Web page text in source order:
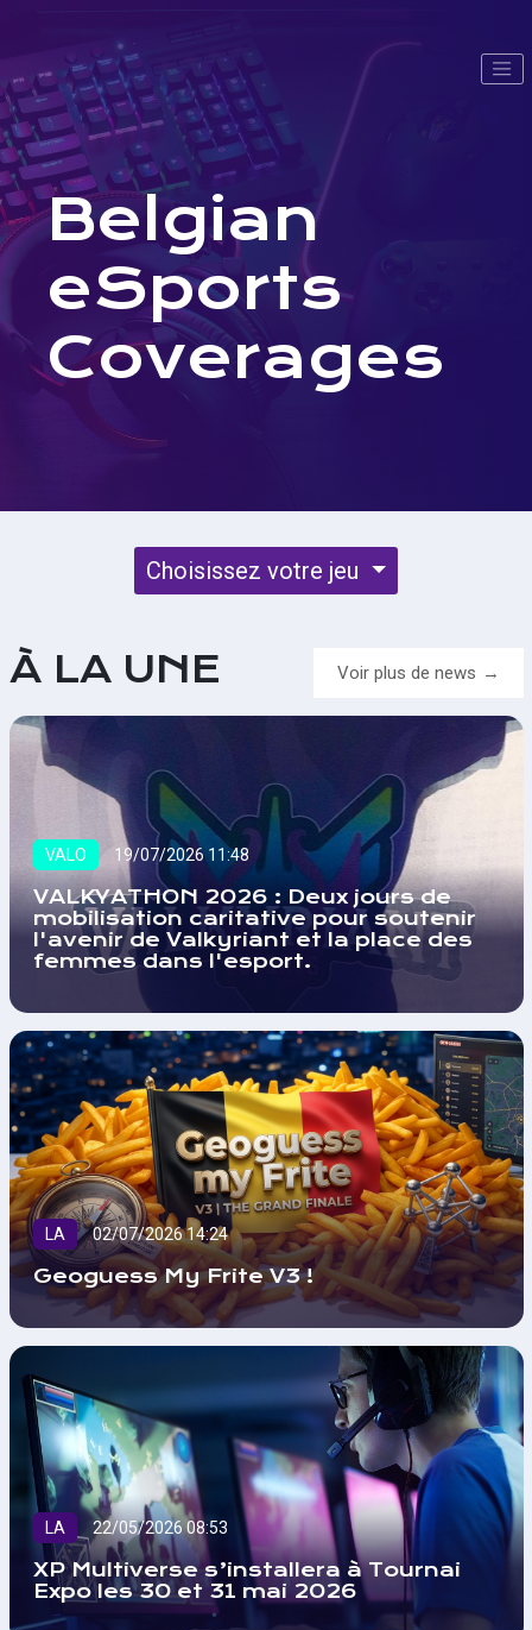
Belgian
eSports
Coverages
Choisissez votre jeu
À LA UNE Voir plus de news
VALO 19/07/2026 11:48
VALKYATHON 2026 : Deux jours de
mobilisation caritative pour soutenir
l'avenir de Valkyriant et la place des
femmes dans l'esport.
LA 02/07/2026 14:24
Geoguess My Frite V3 !
LA 22/05/2026 08:53
XP Multiverse s’installera à Tournai
Expo les 30 et 31 mai 2026